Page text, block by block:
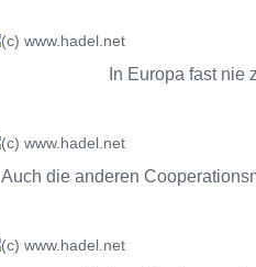
In Europa fast
Auch die anderen